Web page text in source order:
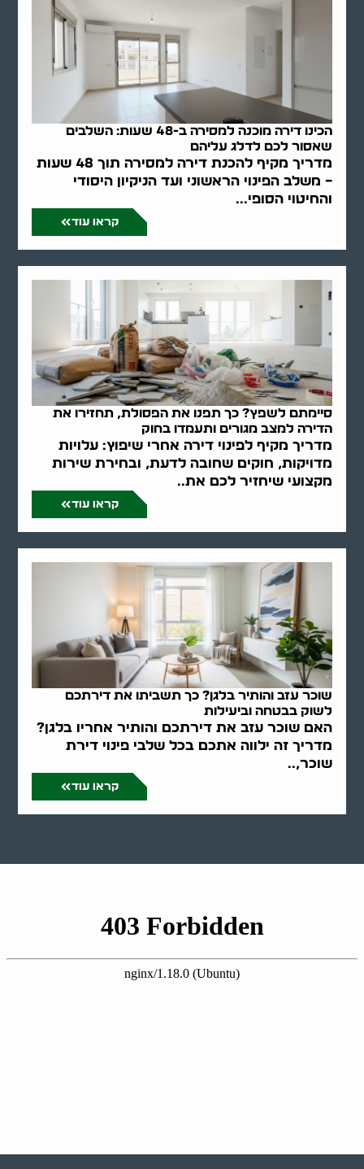
הכינו דירה מוכנה למסירה ב-48 שעות: השלבים
שאסור לכם לדלג עליהם
מדריך מקיף להכנת דירה למסירה תוך 48 שעות
– משלב הפינוי הראשוני ועד הניקיון היסודי
והחיטוי הסופי...
קראו עוד
סיימתם לשפץ? כך תפנו את הפסולת, תחזירו את
הדירה למצב מגורים ותעמדו בחוק
מדריך מקיף לפינוי דירה אחרי שיפוץ: עלויות
מדויקות, חוקים שחובה לדעת, ובחירת שירות
מקצועי שיחזיר לכם את..
קראו עוד
שוכר עזב והותיר בלגן? כך תשביתו את דירתכם
לשוק בבטחה וביעילות
האם שוכר עזב את דירתכם והותיר אחריו בלגן?
מדריך זה ילווה אתכם בכל שלבי פינוי דירת
שוכר,..
קראו עוד